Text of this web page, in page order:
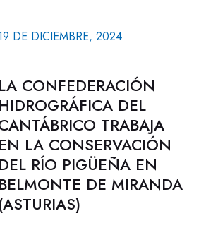
DE DICIEMBRE, 2024
LA CONFEDERACIÓN
HIDROGRÁFICA DEL
TRABAJA
EN LA CONSERVACIÓN
DEL RÍO PIGÜEÑA EN
BELMONTE DE MIRANDA
(ASTURIAS)